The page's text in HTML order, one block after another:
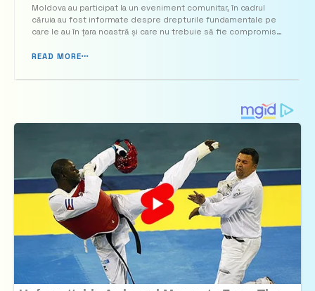
combate
Moldova au participat la un eveniment comunitar, în cadrul
căruia au fost informate despre drepturile fundamentale pe
care le au în țara noastră și care nu trebuie să fie compromise
dreptul să trăiești în siguranță #fărămită”, imple...
READ MORE